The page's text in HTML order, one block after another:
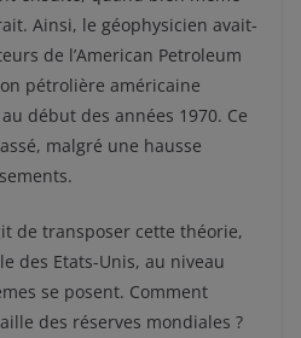
Ainsi, le géophysicien avait-
de l’American Petroleum
pétrolière américaine
début des années 1970. Ce
malgré une hausse
de transposer cette théorie,
des Etats-Unis, au niveau
se posent. Comment
des réserves mondiales ?